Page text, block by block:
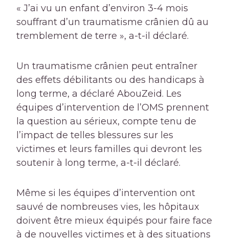
« J’ai vu un enfant d’environ 3-4 mois
souffrant d’un traumatisme crânien dû au
tremblement de terre », a-t-il déclaré.
Un traumatisme crânien peut entraîner
des effets débilitants ou des handicaps à
long terme, a déclaré AbouZeid. Les
équipes d’intervention de l’OMS prennent
la question au sérieux, compte tenu de
l’impact de telles blessures sur les
victimes et leurs familles qui devront les
soutenir à long terme, a-t-il déclaré.
Même si les équipes d’intervention ont
sauvé de nombreuses vies, les hôpitaux
doivent être mieux équipés pour faire face
à de nouvelles victimes et à des situations